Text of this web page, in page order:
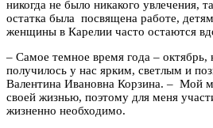
никогда не было никакого увлечения,
остатка была посвящена работе,
женщины в Карелии часто остаются
– Самое темное время года – октябрь,
получилось у нас ярким, светлым и
Валентина Ивановна Корзина. – Мой
своей жизнью, поэтому для меня
жизненно необходимо.